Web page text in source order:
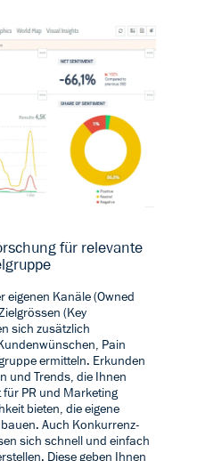
für relevante
eigenen Kanäle (Owned
(Key
sich zusätzlich
Pain
ermitteln. Erkunden
und Trends, die Ihnen
PR und Marketing
bieten, die eigene
Auch Konkurrenz-
sich schnell und einfach
Diese geben Ihnen